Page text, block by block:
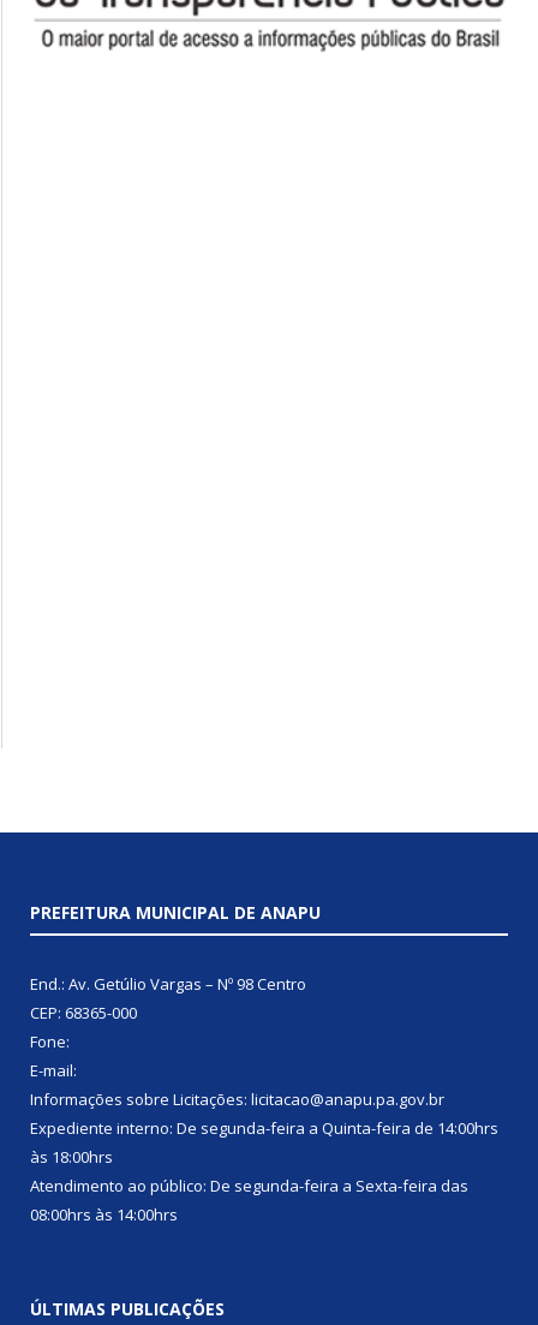
PREFEITURA MUNICIPAL DE ANAPU
End.: Av. Getúlio Vargas – Nº 98 Centro
CEP: 68365-000
Fone:
E-mail:
Informações sobre Licitações: licitacao@anapu.pa.gov.br
Expediente interno: De segunda-feira a Quinta-feira de 14:00hrs
às 18:00hrs
Atendimento ao público: De segunda-feira a Sexta-feira das
08:00hrs às 14:00hrs
ÚLTIMAS PUBLICAÇÕES